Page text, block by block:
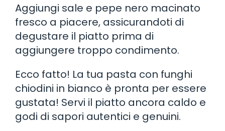
Aggiungi sale e pepe nero macinato
fresco a piacere, assicurandoti di
degustare il piatto prima di
aggiungere troppo condimento.
Ecco fatto! La tua pasta con funghi
chiodini in bianco è pronta per essere
gustata! Servi il piatto ancora caldo e
godi di sapori autentici e genuini.